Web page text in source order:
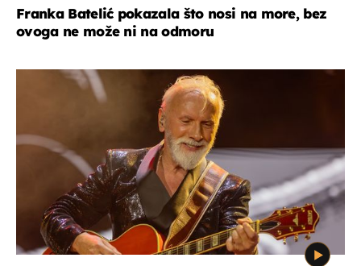
Franka Batelić pokazala što nosi na more, bez
ovoga ne može ni na odmoru